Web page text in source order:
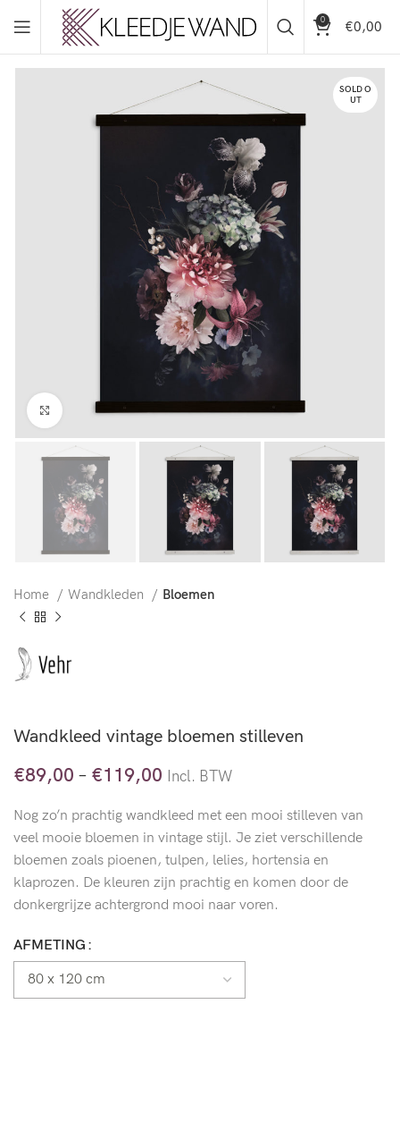
0 €0,00
SOLD O
UT
Klik voor vergroting
Home Wandkleden Bloemen
Wandkleed vintage bloemen stilleven
€89,00 – €119,00 Incl. BTW
Nog zo’n prachtig wandkleed met een mooi stilleven van
veel mooie bloemen in vintage stijl. Je ziet verschillende
bloemen zoals pioenen, tulpen, lelies, hortensia en
klaprozen. De kleuren zijn prachtig en komen door de
donkergrijze achtergrond mooi naar voren.
AFMETING